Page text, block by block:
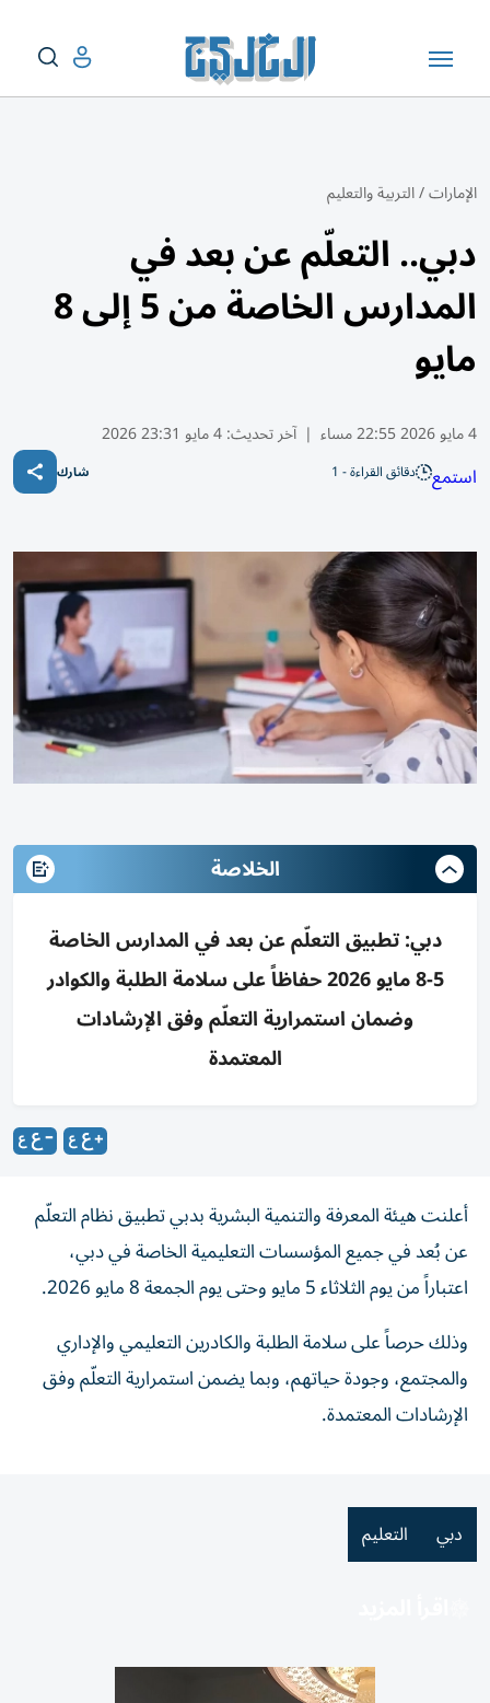
الإمارات/التربية والتعليم
دبي.. التعلّم عن بعد في
المدارس الخاصة من 5 إلى 8
مايو
4 مايو 2026 22:55 مساء | آخر تحديث:4 مايو 23:31 2026
استمع دقائق القراءة - 1 شارك
الخلاصة
دبي: تطبيق التعلّم عن بعد في المدارس الخاصة
5-8 مايو 2026 حفاظاً على سلامة الطلبة والكوادر
وضمان استمرارية التعلّم وفق الإرشادات
المعتمدة
أعلنت هيئة المعرفة والتنمية البشرية بدبي تطبيق نظام التعلّم
عن بُعد في جميع المؤسسات التعليمية الخاصة في دبي،
اعتباراً من يوم الثلاثاء 5 مايو وحتى يوم الجمعة 8 مايو 2026.
وذلك حرصاً على سلامة الطلبة والكادرين التعليمي والإداري
والمجتمع، وجودة حياتهم، وبما يضمن استمرارية التعلّم وفق
الإرشادات المعتمدة.
دبي التعليم